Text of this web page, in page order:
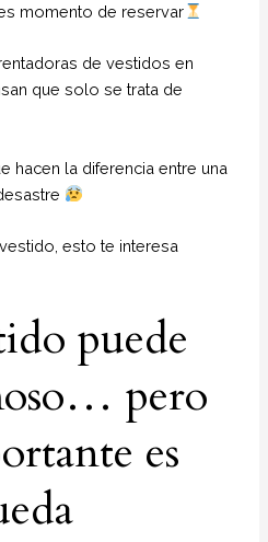
momento de reservar
de vestidos en
que solo se trata de
hacen la diferencia entre una
esto te interesa
puede
pero
es